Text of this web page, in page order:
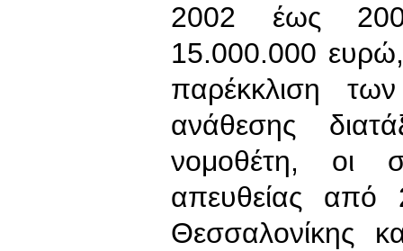
2002 έως
15.000.000 ευρώ,
παρέκκλιση
ανάθεσης
νομοθέτη, οι
απευθείας από
Θεσσαλονίκης